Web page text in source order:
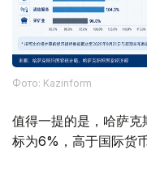
Фото: Kazinform
值得一提的是，哈萨
标为6%，高于国际货